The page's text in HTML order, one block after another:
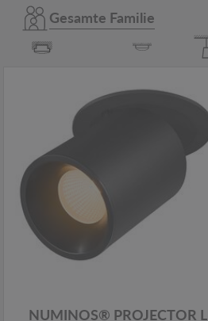
Gesamte Familie
NUMINOS® PROJECTOR L